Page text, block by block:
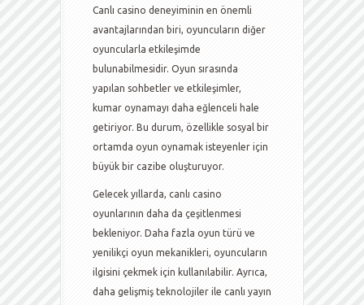
Canlı casino deneyiminin en önemli
avantajlarından biri, oyuncuların diğer
oyuncularla etkileşimde
bulunabilmesidir. Oyun sırasında
yapılan sohbetler ve etkileşimler,
kumar oynamayı daha eğlenceli hale
getiriyor. Bu durum, özellikle sosyal bir
ortamda oyun oynamak isteyenler için
büyük bir cazibe oluşturuyor.
Gelecek yıllarda, canlı casino
oyunlarının daha da çeşitlenmesi
bekleniyor. Daha fazla oyun türü ve
yenilikçi oyun mekanikleri, oyuncuların
ilgisini çekmek için kullanılabilir. Ayrıca,
daha gelişmiş teknolojiler ile canlı yayın